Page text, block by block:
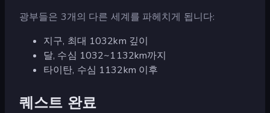
광부들은 3개의 다른 세계를 파헤치게 됩니다:
지구, 최대 1032km 깊이
달, 수심 1032~1132km까지
타이탄, 수심 1132km 이후
퀘스트 완료